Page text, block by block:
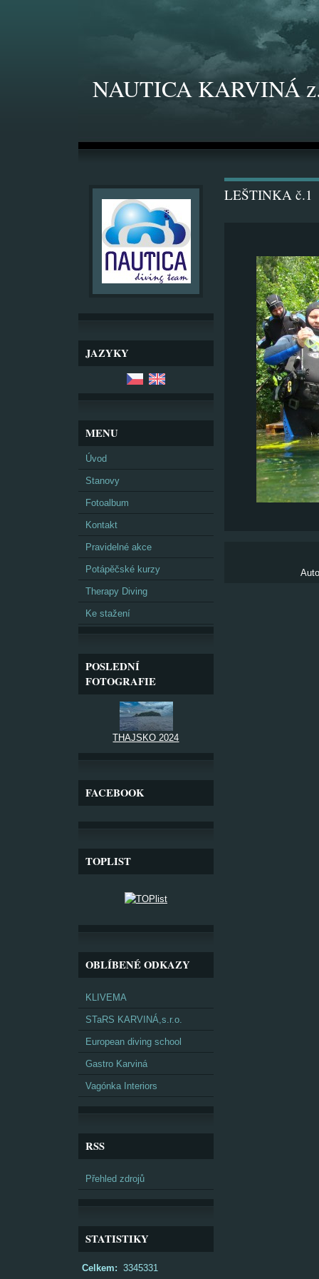
NAUTICA KARVINÁ
JAZYKY
MENU
Úvod
Stanovy
Fotoalbum
Kontakt
Pravidelné akce
Potápěčské kurzy
Therapy Diving
Ke stažení
POSLEDNÍ
FOTOGRAFIE
THAJSKO 2024
FACEBOOK
TOPLIST
OBLÍBENÉ ODKAZY
KLIVEMA
STaRS KARVINÁ,s.r.o.
European diving school
Gastro Karviná
Vagónka Interiors
RSS
Přehled zdrojů
STATISTIKY
Celkem: 3345331
LEŠTINKA č.1